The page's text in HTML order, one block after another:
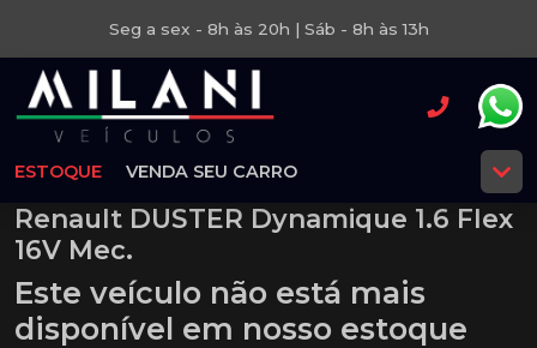
Seg a sex - 8h às 20h | Sáb - 8h às 13h
ESTOQUE VENDA SEU CARRO
Renault DUSTER Dynamique 1.6 Flex
16V Mec.
Este veículo não está mais
disponível em nosso estoque